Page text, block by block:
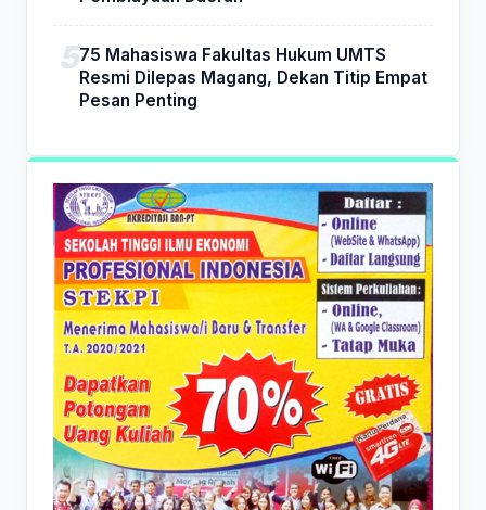
75 Mahasiswa Fakultas Hukum UMTS
Resmi Dilepas Magang, Dekan Titip Empat
Pesan Penting